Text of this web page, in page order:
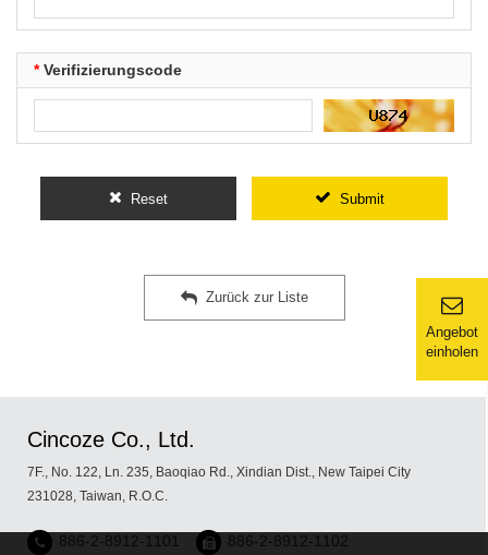
Angebot
einholen
* Verifizierungscode
Reset Submit
Zurück zur Liste
Cincoze Co., Ltd.
7F., No. 122, Ln. 235, Baoqiao Rd., Xindian Dist., New Taipei City
231028, Taiwan, R.O.C.
886-2-8912-1101 886-2-8912-1102